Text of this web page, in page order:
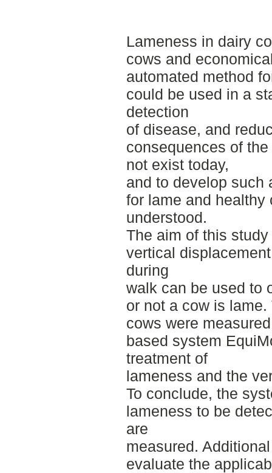
Lameness in dairy
cows and
automated method
could be used in a
detection
of disease, and
consequences of
not exist today,
and to develop such
for lame and healthy
understood.
The aim of this
vertical
during
walk can be used to
or not a cow is
cows were
based system
treatment of
lameness and the
To conclude, the
lameness to be
are
measured.
evaluate the